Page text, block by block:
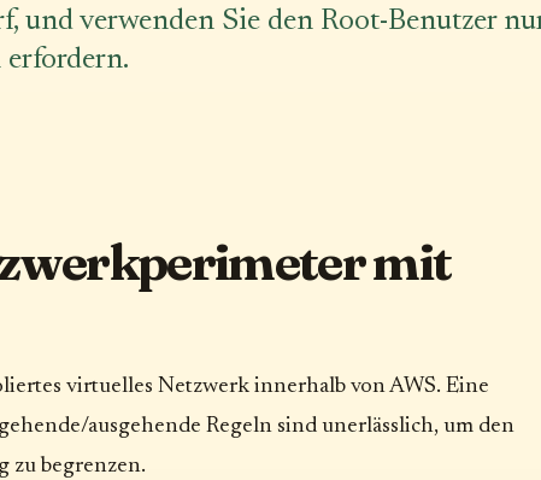
und verwenden Sie den Root-Benutzer
mit
virtuelles Netzwerk innerhalb von AWS. Eine
ausgehende Regeln sind unerlässlich, um den
zu begrenzen.